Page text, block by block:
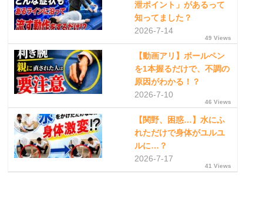
泄ポイント」があるって
知ってました？
2026-7-14
49 Views
【動画アリ】ボールペン
を1本握るだけで、不調の
原因がわかる！？
2026-7-10
46 Views
【関野、困惑…】水にふ
れただけで身体がユルユ
ルに…？
2026-7-17
41 Views